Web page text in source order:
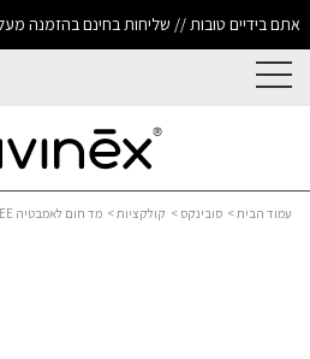
אתם בידיים טובות // שליחות בחינם בהזמנה מעל 299 ש"ח (לא כולל ריהוט
עמוד הבית> סובינקס > קולקציות> מד חום לאמבטיה BIRDIES/WILD AND FREE